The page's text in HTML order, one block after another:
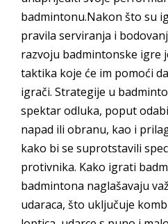
badmintonu.Nakon što su
pravila serviranja i
razvoju badmintonske igre
taktika koje će im pomoći
igrači. Strategije u
spektar odluka, poput
napad ili obranu, kao i
kako bi se suprotstavili
protivnika. Kako igrati
badmintona naglašavaju
udaraca, što uključuje